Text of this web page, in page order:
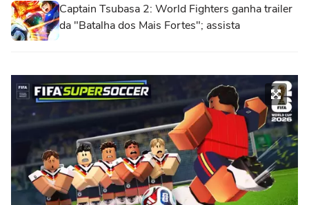
Captain Tsubasa 2: World Fighters ganha trailer
da "Batalha dos Mais Fortes"; assista